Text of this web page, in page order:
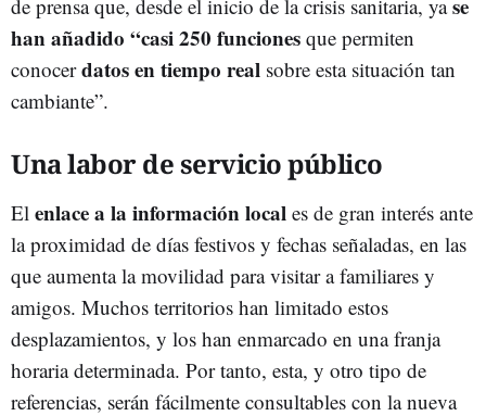
de prensa que, desde el inicio de la crisis sanitaria, yase
han añadido “casi 250 funciones que permiten
conocerdatos en tiempo real sobre esta situación tan
cambiante”.
Una labor de servicio público
El enlace a la información local es de gran interés ante
la proximidad de días festivos y fechas señaladas, en las
que aumenta la movilidad para visitar a familiares y
amigos. Muchos territorios han limitado estos
desplazamientos, y los han enmarcado en una franja
horaria determinada. Por tanto, esta, y otro tipo de
referencias, serán fácilmente consultables con la nueva